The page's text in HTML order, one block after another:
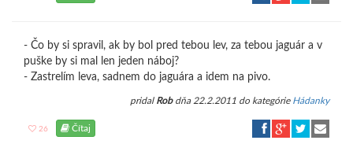
- Čo by si spravil, ak by bol pred tebou lev, za tebou jaguár a v
puške by si mal len jeden náboj?
- Zastrelím leva, sadnem do jaguára a idem na pivo.
pridal Robdňa 22.2.2011 do kategórie Hádanky
26 Čítaj